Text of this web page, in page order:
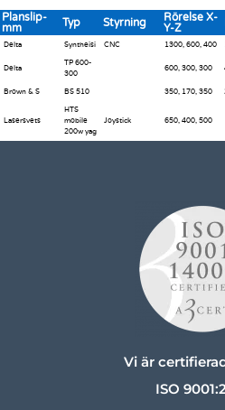
Planslip-
mm
Typ Styrning
Rörelse X-
Y-Z
Delta Syntheisi CNC 1300, 600, 400
Delta
TP 600-
300
600, 300, 300
Brown & S BS 510 350, 170, 350
Lasersvets
HTS
mobile
200w yag
Joystick 650, 400, 500
Vi är
ISO